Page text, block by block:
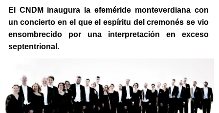
El CNDM inaugura la efeméride monteverdiana con
un concierto en el que el espíritu del cremonés se vio
ensombrecido por una interpretación en exceso
septentrional.